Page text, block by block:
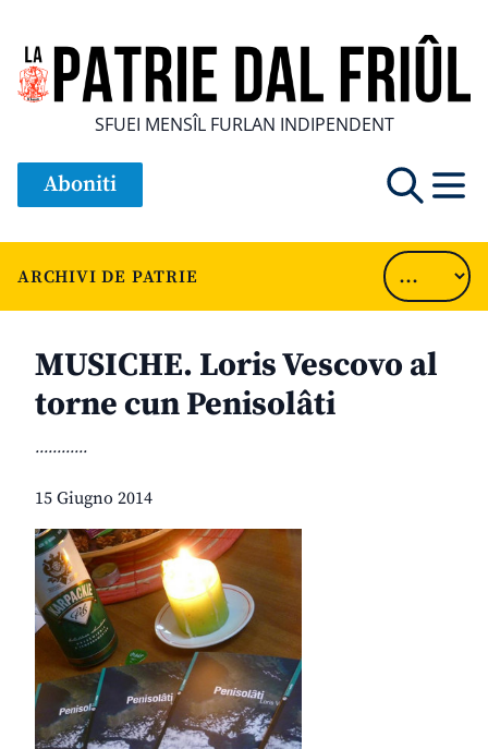
SFUEI MENSÎL FURLAN INDIPENDENT
Aboniti
ARCHIVI DE PATRIE
MUSICHE. Loris Vescovo al
torne cun Penisolâti
............
15 Giugno 2014